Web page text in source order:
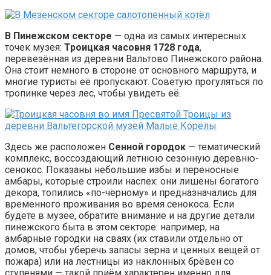
В Пинежском секторе — одна из самых интересных
точек музея: Троицкая часовня 1728 года,
перевезённая из деревни Вальтово Пинежского района.
Она стоит немного в стороне от основного маршрута, и
многие туристы её пропускают. Советую прогуляться по
тропинке через лес, чтобы увидеть её.
Здесь же расположен Сенной городок — тематический
комплекс, воссоздающий летнюю сезонную деревню-
сенокос. Показаны небольшие избы и переносные
амбары, которые строили наспех: они лишены богатого
декора, топились «по-чёрному» и предназначались для
временного проживания во время сенокоса. Если
будете в музее, обратите внимание и на другие детали
пинежского быта в этом секторе: например, на
амбарные городки на сваях (их ставили отдельно от
домов, чтобы уберечь запасы зерна и ценных вещей от
пожара) или на лестницы из наклонных брёвен со